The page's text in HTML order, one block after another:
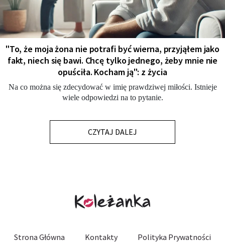
"To, że moja żona nie potrafi być wierna, przyjąłem jako
fakt, niech się bawi. Chcę tylko jednego, żeby mnie nie
opuściła. Kocham ją": z życia
Na co można się zdecydować w imię prawdziwej miłości. Istnieje
wiele odpowiedzi na to pytanie.
CZYTAJ DALEJ
Strona Główna Kontakty Polityka Prywatności